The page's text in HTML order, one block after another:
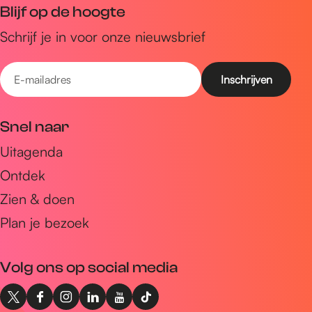
Blijf op de hoogte
Schrijf je in voor onze nieuwsbrief
E
-
a
i
l
a
d
e
Snel naar
Uitagenda
Ontdek
Zien & doen
Plan je bezoek
Volg ons op social media
X F I L Y T